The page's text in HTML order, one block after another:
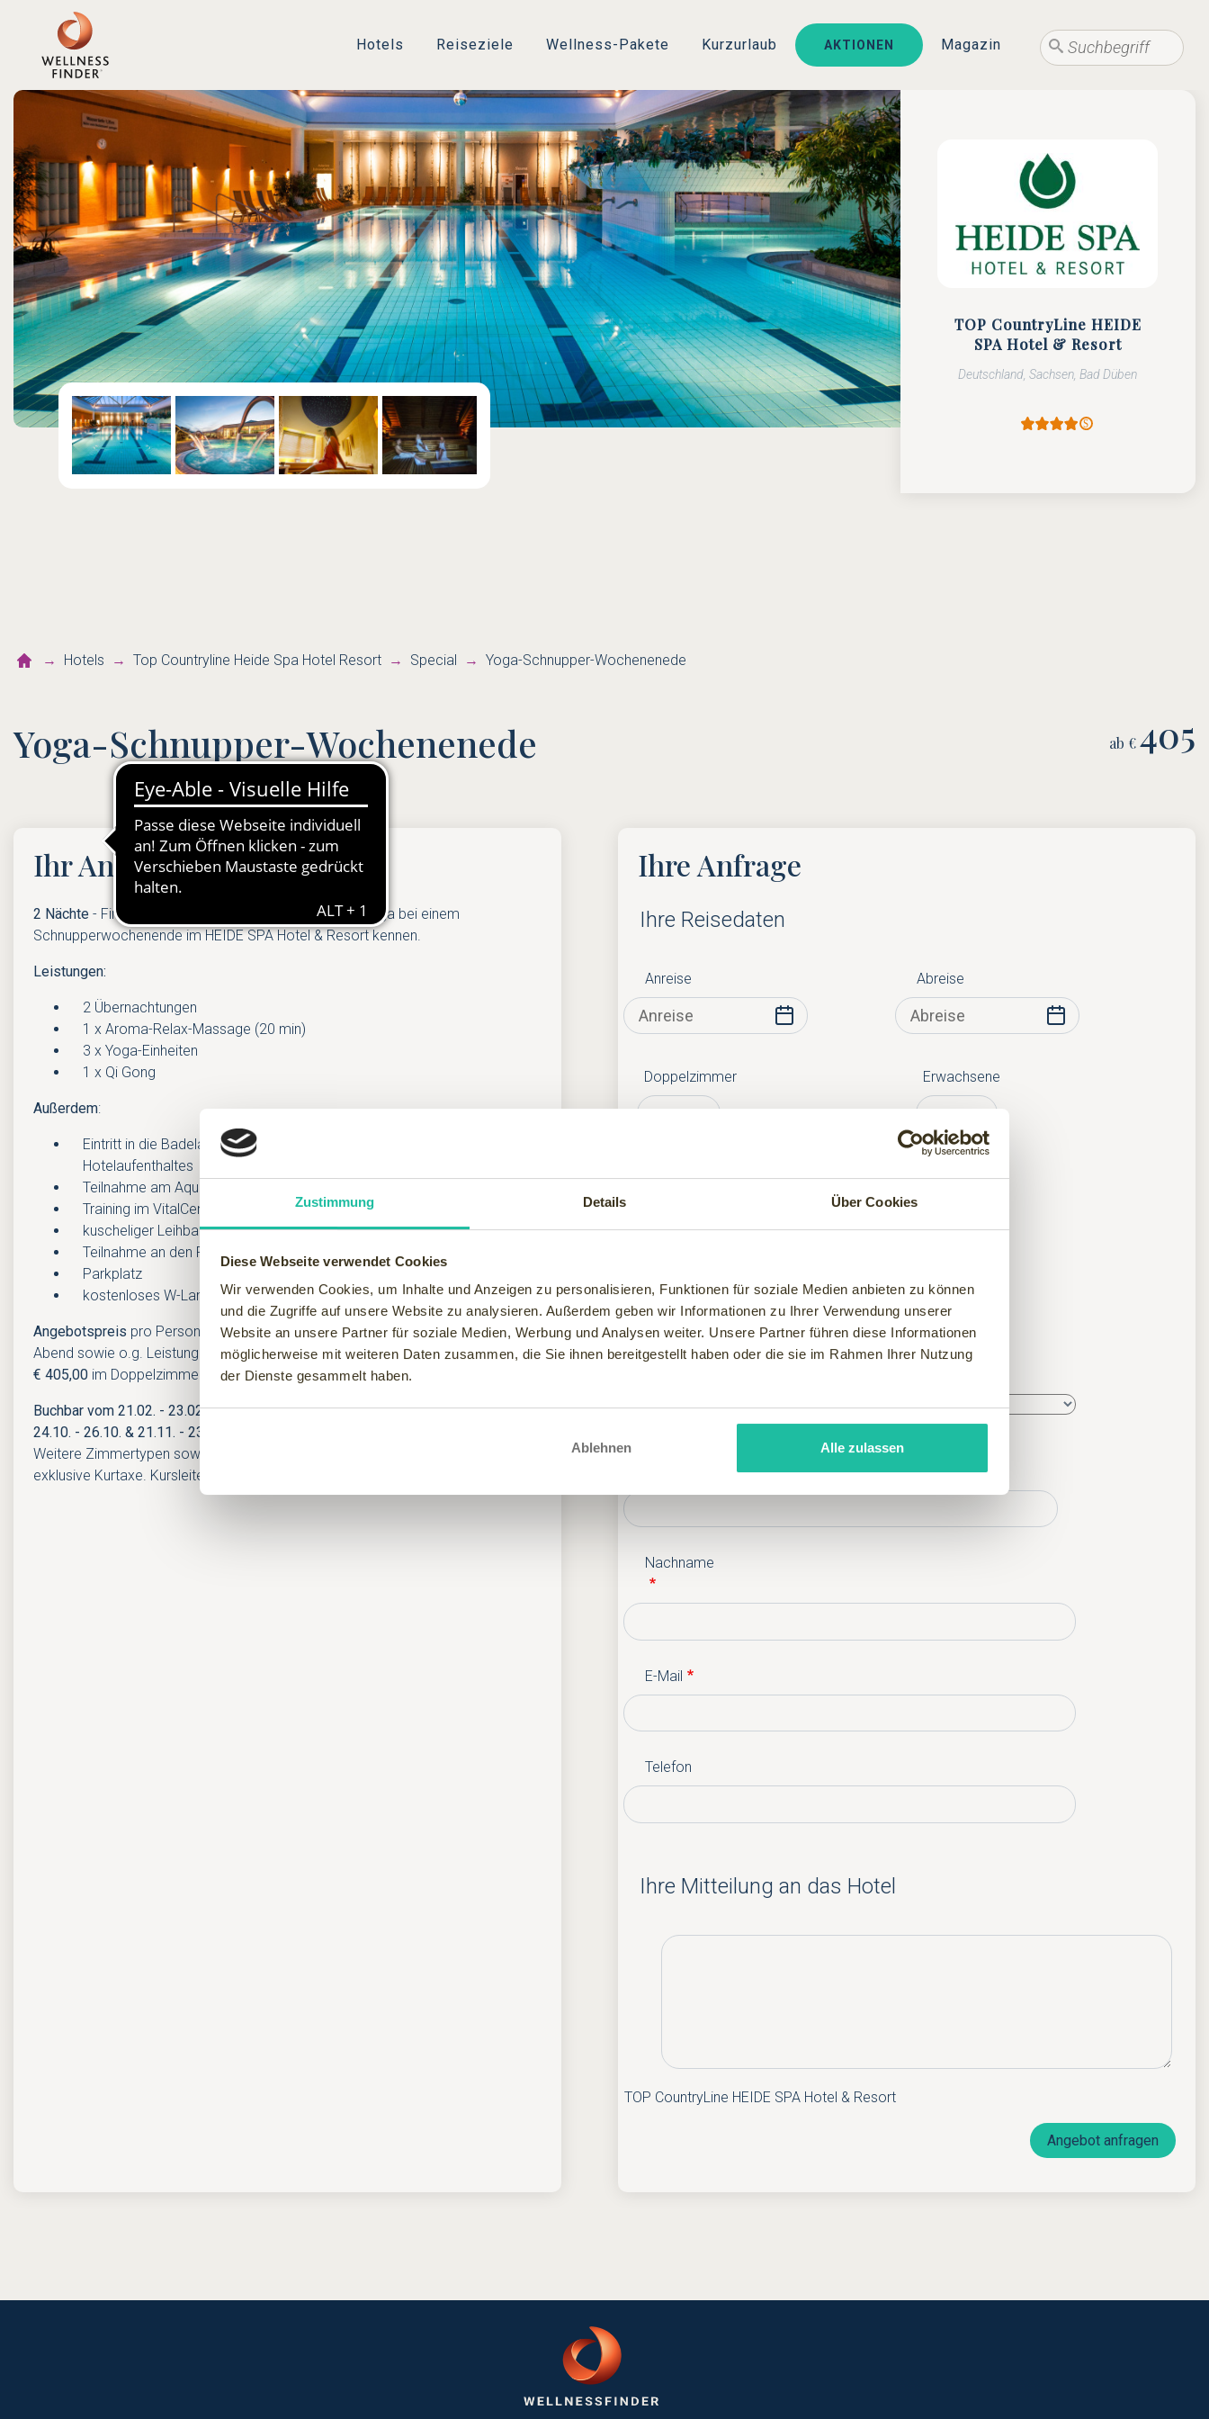
Zustimmung Details Über Cookies
Diese Webseite verwendet Cookies
Wir verwenden Cookies, um Inhalte und Anzeigen zu personalisieren, Funktionen für soziale Medien anbieten zu können
und die Zugriffe auf unsere Website zu analysieren. Außerdem geben wir Informationen zu Ihrer Verwendung unserer
Website an unsere Partner für soziale Medien, Werbung und Analysen weiter. Unsere Partner führen diese Informationen
möglicherweise mit weiteren Daten zusammen, die Sie ihnen bereitgestellt haben oder die sie im Rahmen Ihrer Nutzung
der Dienste gesammelt haben.
Ablehnen Alle zulassen
Hotels Reiseziele Wellness-Pakete Kurzurlaub AKTIONEN Magazin
Suche
TOP CountryLine HEIDE
SPA Hotel & Resort
Deutschland, Sachsen, Bad Düben
Hotels Top Countryline Heide Spa Hotel Resort Special Yoga-Schnupper-Wochenenede
Yoga-Schnupper-Wochenenede ab €405
Ihr Angebot
2 Nächte - Finden Sie zur eignen Mitte und lernen Sie Yoga bei einem
Schnupperwochenende im HEIDE SPA Hotel & Resort kennen.
Leistungen:
2 Übernachtungen
1 x Aroma-Relax-Massage (20 min)
3 x Yoga-Einheiten
1 x Qi Gong
Außerdem:
Eintritt in die Badelandschaft und Saunawelt während des
Hotelaufenthaltes
Teilnahme am Aqua-Fitness
Training im VitalCenter
kuscheliger Leihbademantel und -badetuch
Teilnahme an den Fitness- und Gesundheitskursen (nach Verfügbarkeit)
Parkplatz
kostenloses W-Lan
Angebotspreis pro Person inkl. reichhaltigem Frühstücksbuffet, Dinnerbuffet am
Abend sowie o.g. Leistungen
ab:
€ 405,00 im Doppelzimmer ohne Terrasse / Balkon
Buchbar vom 21.02. - 23.02. & 28.03. - 30.03. & 23.05. - 25.05. & 12.09. - 14.09. &
24.10. - 26.10. & 21.11. - 23.11.2025
Weitere Zimmertypen sowie Buchungen mit Einzelbelegung auf Anfrage. Preise
exklusive Kurtaxe. Kursleiter: Rainer Handke. Mindestteilnehmerzahl: 6 Personen.
Ihre Anfrage
Ihre Reisedaten
Anreise Abreise
Doppelzimmer Erwachsene
Ihre Kontaktdaten
Nachname
E-Mail
Telefon
Ihre Mitteilung an das Hotel
TOP CountryLine HEIDE SPA Hotel & Resort
Angebot anfragen